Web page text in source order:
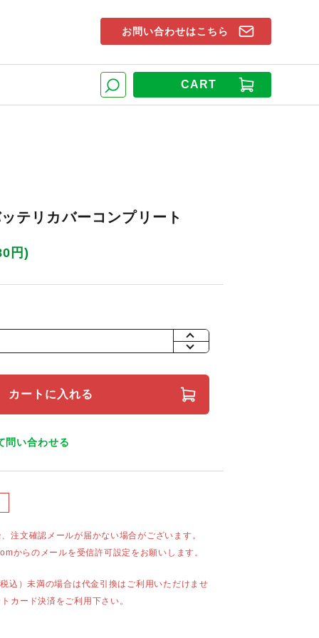
CART
お問い合わせはこちら
テリカバーコンプリート
円)
+
カートに入れる
問い合わせる
注文確認メールが届かない場合がございます。
からのメールを受信許可設定をお願いします。
込）未満の場合は代金引換はご利用いただけませ
カード決済をご利用下さい。